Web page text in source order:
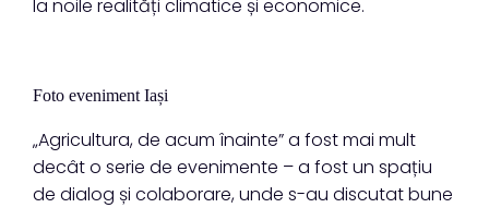
la noile realități climatice și economice.
Foto eveniment Iași
„Agricultura, de acum înainte” a fost mai mult
decât o serie de evenimente – a fost un spațiu
de dialog și colaborare, unde s-au discutat bune